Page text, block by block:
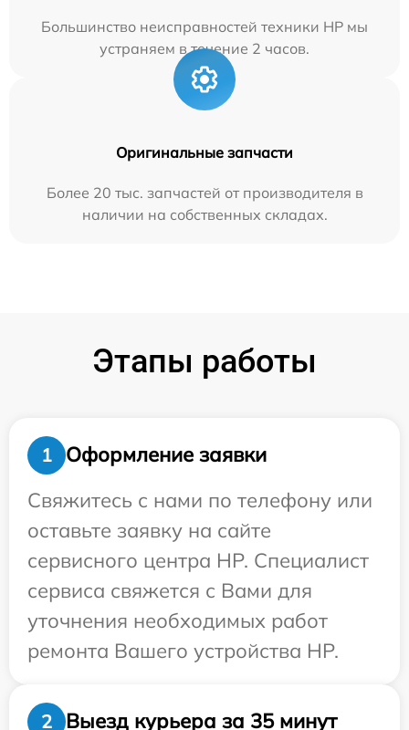
Большинство неисправностей техники HP мы
устраняем в течение 2 часов.
Оригинальные запчасти
Более 20 тыс. запчастей от производителя в
наличии на собственных складах.
Этапы работы
1
Оформление заявки
Свяжитесь с нами по телефону или
оставьте заявку на сайте
сервисного центра HP. Специалист
сервиса свяжется с Вами для
уточнения необходимых работ
ремонта Вашего устройства HP.
2
Выезд курьера за 35 минут